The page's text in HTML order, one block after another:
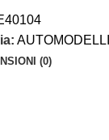
AUTOMODELLI
(0)